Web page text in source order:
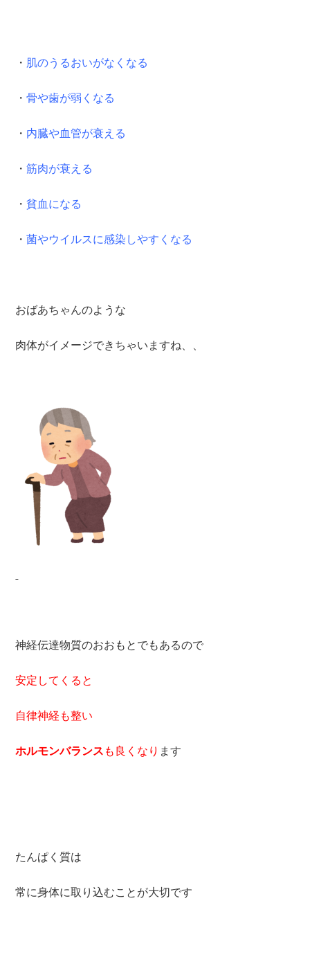
・ 肌のうるおいがなくなる
・骨や歯が弱くなる
・ 内臓や血管が衰える
・筋肉が衰える
・貧血になる
・菌やウイルスに感染しやすくなる
おばあちゃんのような
肉体がイメージできちゃいますね、、
神経伝達物質のおおもとでもあるので
安定してくると
自律神経も整い
ホルモンバランスも良くなり ます
たんぱく質は
常に身体に取り込むことが大切です